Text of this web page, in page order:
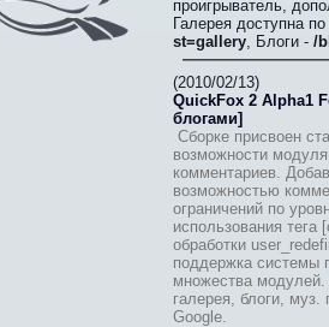
проигрыватель,
Галерея доступна
st=gallery, Блоги - /
(2010/02/13)
QuickFox 2 Alpha1
блогами]
Сборке присвоен
возможности
комментариев.
возможностью
ограничений по
использования тега
обработки
поддержка системы
множества
галерея, блоги, муз.
Google.